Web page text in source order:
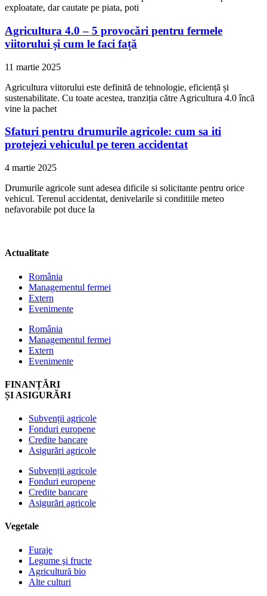
exploatate, dar cautate pe piata, poti
Agricultura 4.0 – 5 provocări pentru fermele
viitorului și cum le faci față
11 martie 2025
Agricultura viitorului este definită de tehnologie, eficiență și
sustenabilitate. Cu toate acestea, tranziția către Agricultura 4.0 încă
vine la pachet
Sfaturi pentru drumurile agricole: cum sa iti
protejezi vehiculul pe teren accidentat
4 martie 2025
Drumurile agricole sunt adesea dificile si solicitante pentru orice
vehicul. Terenul accidentat, denivelarile si conditiile meteo
nefavorabile pot duce la
Actualitate
România
Managementul fermei
Extern
Evenimente
România
Managementul fermei
Extern
Evenimente
FINANȚĂRI
ȘI ASIGURĂRI
Subvenții agricole
Fonduri europene
Credite bancare
Asigurări agricole
Subvenții agricole
Fonduri europene
Credite bancare
Asigurări agricole
Vegetale
Furaje
Legume şi fructe
Agricultură bio
Alte culturi